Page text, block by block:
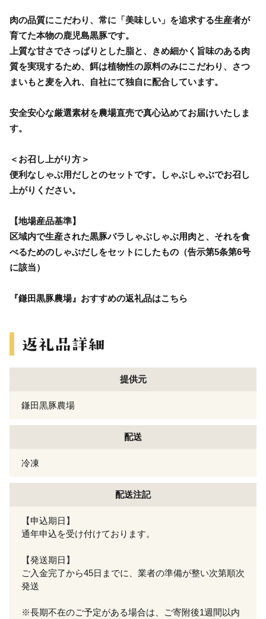
肉の品質にこだわり、常に「美味しい」を追求する生産者が
育てた本物の鹿児島黒豚です。
上質な甘さでさっぱりとした脂と、きめ細かく旨味のある肉
質を実現するため、餌は植物性の原料のみにこだわり、さつ
まいもと麦を入れ、自社にて独自に配合しています。
安全安心な厳選素材を農場直売で真心込めてお届けいたしま
す。
＜お召し上がり方＞
便利なしゃぶ用だしとのセットです。しゃぶしゃぶでお召し
上がりください。
【地場産品基準】
区域内で生産された黒豚バラしゃぶしゃぶ用肉と、それを食
べるためのしゃぶだしをセットにしたもの（告示第5条第6号
に該当）
『鎌田黒豚農場』おすすめの返礼品はこちら
提供元
鎌田黒豚農場
配送
冷凍
配送注記
【申込期日】
通年申込を受け付けております。
【発送期日】
ご入金完了から45日までに、業者の準備が整い次第順次
発送
※長期不在のご予定がある場合は、ご寄附後1週間以内